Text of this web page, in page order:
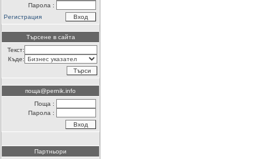
Парола :
Регистрация
Търсене в сайта
Текст:
Къде:
поща@pernik.info
Поща :
Парола :
Партньори